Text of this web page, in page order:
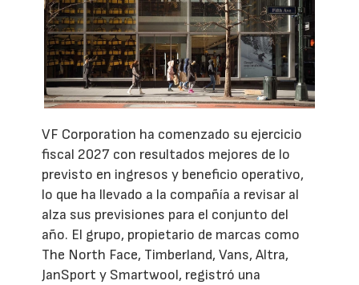
VF Corporation ha comenzado su ejercicio
fiscal 2027 con resultados mejores de lo
previsto en ingresos y beneficio operativo,
lo que ha llevado a la compañía a revisar al
alza sus previsiones para el conjunto del
año. El grupo, propietario de marcas como
The North Face, Timberland, Vans, Altra,
JanSport y Smartwool, registró una